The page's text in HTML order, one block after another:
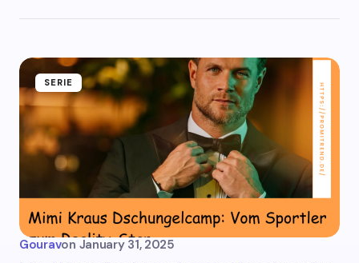
SERIE
Gouravon January 31, 2025